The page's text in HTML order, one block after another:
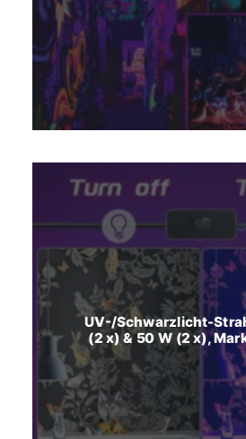
UV-/Schwarzlicht-
(2 x) & 50 W (2 x),